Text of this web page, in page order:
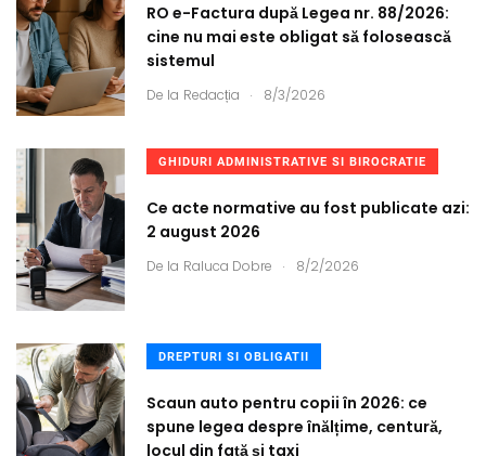
RO e-Factura după Legea nr. 88/2026:
cine nu mai este obligat să folosească
sistemul
De la Redacția . 8/3/2026
GHIDURI ADMINISTRATIVE SI BIROCRATIE
Ce acte normative au fost publicate azi:
2 august 2026
De la Raluca Dobre . 8/2/2026
DREPTURI SI OBLIGATII
Scaun auto pentru copii în 2026: ce
spune legea despre înălțime, centură,
locul din față și taxi